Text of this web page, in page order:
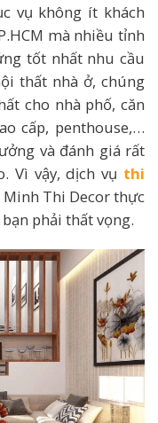
vụ không ít khách
mà nhiều tỉnh
tốt nhất nhu cầu
thất nhà ở, chúng
cho nhà phố, căn
cấp, penthouse,…
và đánh giá rất
Vì vậy, dịch vụ thi
Thi Decor thực
phải thất vọng.